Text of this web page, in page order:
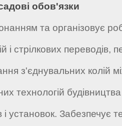
обов'язки
та організовує
і стрілкових
з'єднувальних колій
установок. Забезпечує